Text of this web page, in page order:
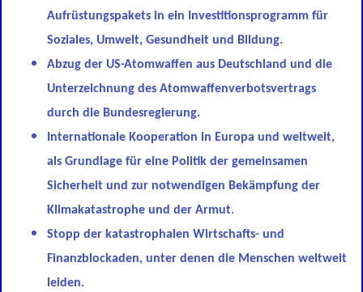
Aufrüstungspakets in ein Investitionsprogramm für
Soziales, Umwelt, Gesundheit und Bildung.
Abzug der US-Atomwaffen aus Deutschland und die
Unterzeichnung des Atomwaffenverbotsvertrags
durch die Bundesregierung.
Internationale Kooperation in Europa und weltweit,
als Grundlage für eine Politik der gemeinsamen
Sicherheit und zur notwendigen Bekämpfung der
Klimakatastrophe und der Armut.
Stopp der katastrophalen Wirtschafts- und
Finanzblockaden, unter denen die Menschen weltweit
leiden.